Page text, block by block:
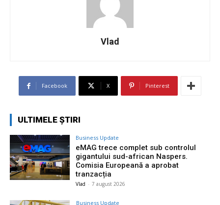
Vlad
Facebook X Pinterest
ULTIMELE ȘTIRI
Business Update
eMAG trece complet sub controlul
gigantului sud-african Naspers.
Comisia Europeană a aprobat
tranzacția
Vlad - 7 august 2026
Business Update